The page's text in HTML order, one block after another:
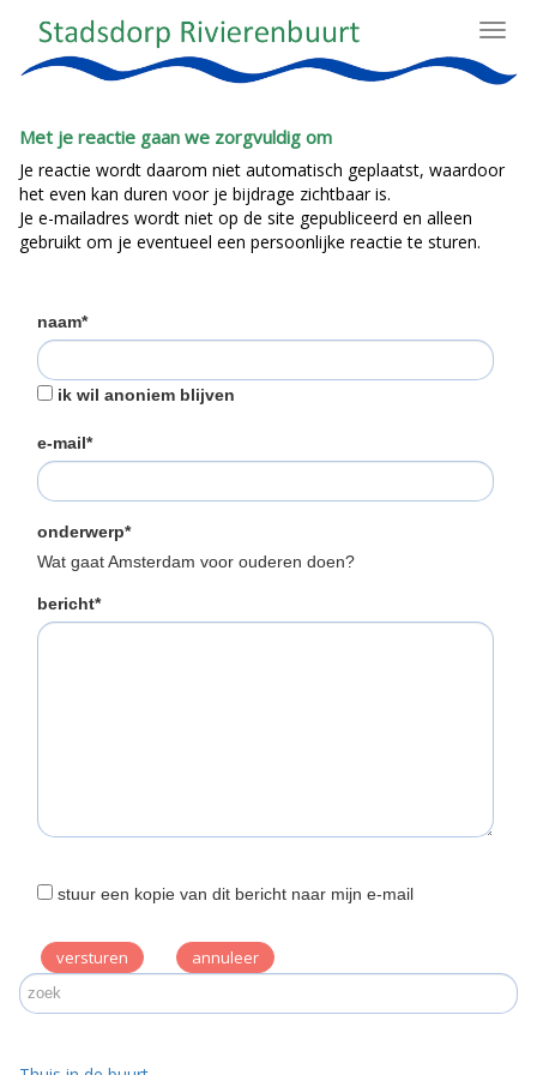
Met je reactie gaan we zorgvuldig om
Je reactie wordt daarom niet automatisch geplaatst, waardoor
het even kan duren voor je bijdrage zichtbaar is.
Je e-mailadres wordt niet op de site gepubliceerd en alleen
gebruikt om je eventueel een persoonlijke reactie te sturen.
naam*
ik wil anoniem blijven
e-mail*
onderwerp*
Wat gaat Amsterdam voor ouderen doen?
bericht*
stuur een kopie van dit bericht naar mijn e-mail
versturen